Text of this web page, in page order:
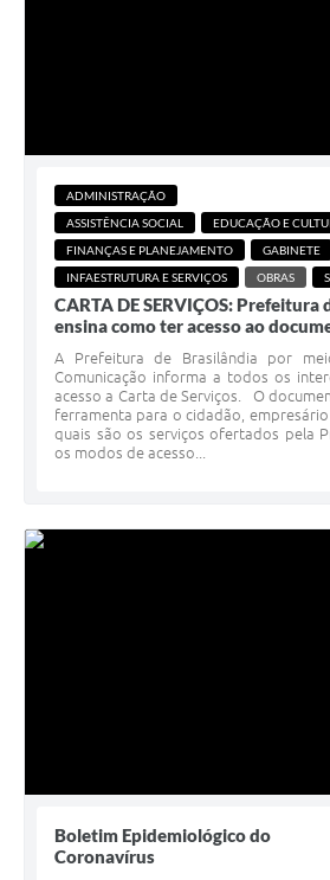
ADMINISTRAÇÃO
ASSISTÊNCIA SOCIAL
EDUCAÇÃO E
FINANÇAS E PLANEJAMENTO
GABINETE
INFAESTRUTURA E SERVIÇOS
OBRAS
CARTA DE SERVIÇOS: Prefeitura
ensina como ter acesso ao
A Prefeitura de Brasilândia por
Comunicação informa a todos os
acesso a Carta de Serviços. O
ferramenta para o cidadão,
quais são os serviços ofertados pela
os modos de acesso...
Boletim Epidemiológico do
Coronavírus